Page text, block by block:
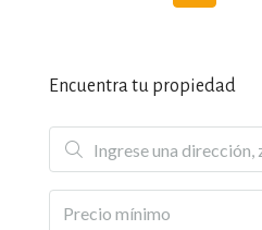
Encuentra tu propiedad